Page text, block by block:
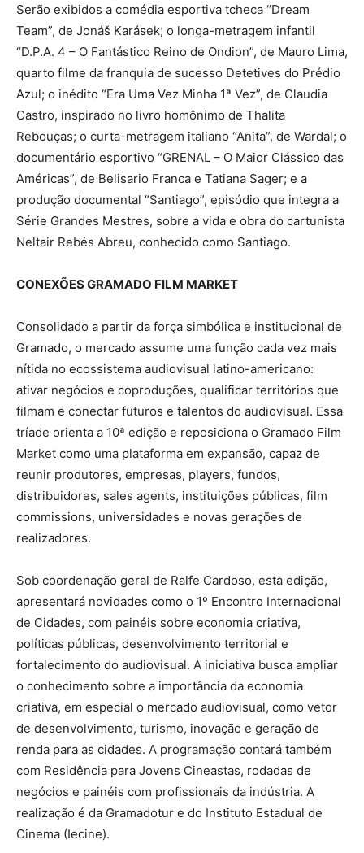
Serão exibidos a comédia esportiva tcheca “Dream
Team”, de Jonáš Karásek; o longa-metragem infantil
“D.P.A. 4 – O Fantástico Reino de Ondion”, de Mauro Lima,
quarto filme da franquia de sucesso Detetives do Prédio
Azul; o inédito “Era Uma Vez Minha 1ª Vez”, de Claudia
Castro, inspirado no livro homônimo de Thalita
Rebouças; o curta-metragem italiano “Anita”, de Wardal; o
documentário esportivo “GRENAL – O Maior Clássico das
Américas”, de Belisario Franca e Tatiana Sager; e a
produção documental “Santiago”, episódio que integra a
Série Grandes Mestres, sobre a vida e obra do cartunista
Neltair Rebés Abreu, conhecido como Santiago.
CONEXÕES GRAMADO FILM MARKET
Consolidado a partir da força simbólica e institucional de
Gramado, o mercado assume uma função cada vez mais
nítida no ecossistema audiovisual latino-americano:
ativar negócios e coproduções, qualificar territórios que
filmam e conectar futuros e talentos do audiovisual. Essa
tríade orienta a 10ª edição e reposiciona o Gramado Film
Market como uma plataforma em expansão, capaz de
reunir produtores, empresas, players, fundos,
distribuidores, sales agents, instituições públicas, film
commissions, universidades e novas gerações de
realizadores.
Sob coordenação geral de Ralfe Cardoso, esta edição,
apresentará novidades como o 1º Encontro Internacional
de Cidades, com painéis sobre economia criativa,
políticas públicas, desenvolvimento territorial e
fortalecimento do audiovisual. A iniciativa busca ampliar
o conhecimento sobre a importância da economia
criativa, em especial o mercado audiovisual, como vetor
de desenvolvimento, turismo, inovação e geração de
renda para as cidades. A programação contará também
com Residência para Jovens Cineastas, rodadas de
negócios e painéis com profissionais da indústria. A
realização é da Gramadotur e do Instituto Estadual de
Cinema (Iecine).